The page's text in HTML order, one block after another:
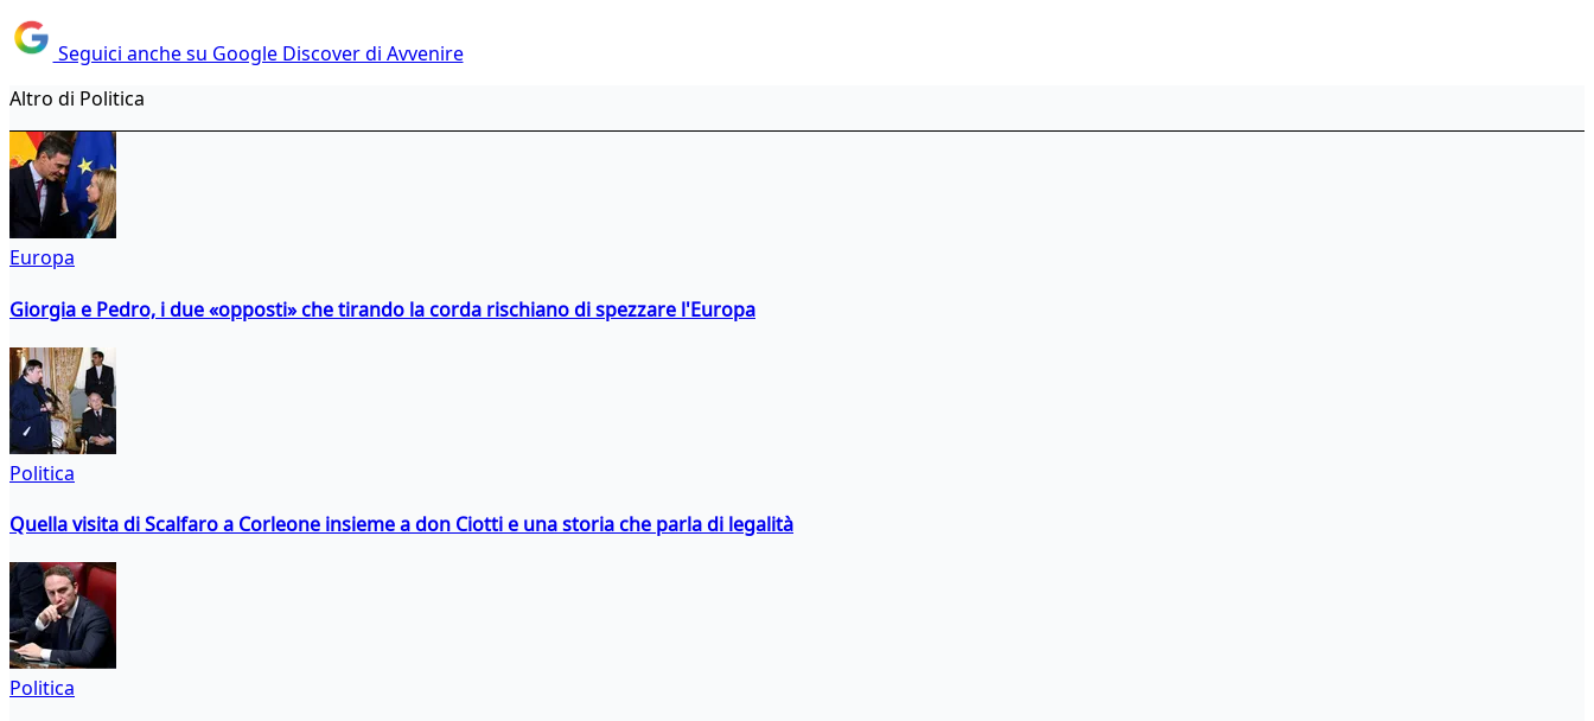
Seguici anche su Google Discover di Avvenire
Altro di Politica
Europa
Giorgia e Pedro, i due «opposti» che tirando la corda rischiano di spezzare l'Europa
Politica
Quella visita di Scalfaro a Corleone insieme a don Ciotti e una storia che parla di legalità
Politica